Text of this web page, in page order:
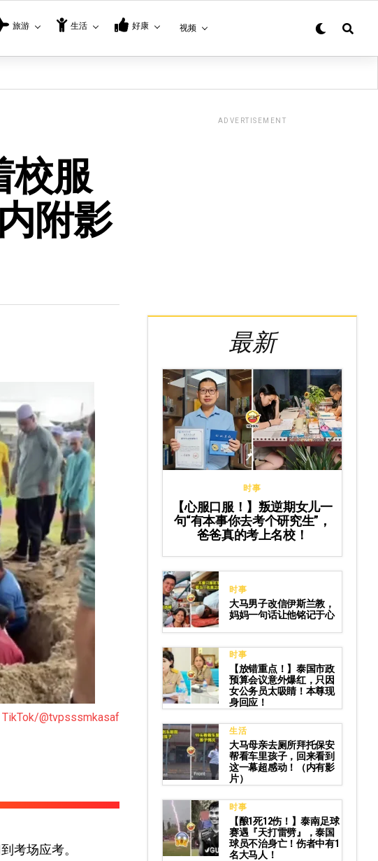
旅游 生活 好康 视频
校服
附影
TikTok/@tvpsssmkasaf
考场应考。
ADVERTISEMENT
最新
时事
【心服口服！】叛逆期女儿一
句“有本事你去考个研究生”，
爸爸真的考上名校！
时事
大马男子改信伊斯兰教，
妈妈一句话让他铭记于心
时事
【放错重点！】泰国市政
预算会议意外爆红，只因
女公务员太吸睛！本尊现
身回应！
生活
大马母亲去厕所拜托保安
帮看车里孩子，回来看到
这一幕超感动！（内有影
片）
时事
【酿1死12伤！】泰南足球
赛遇『天打雷劈』，泰国
球员不治身亡！伤者中有1
名大马人！